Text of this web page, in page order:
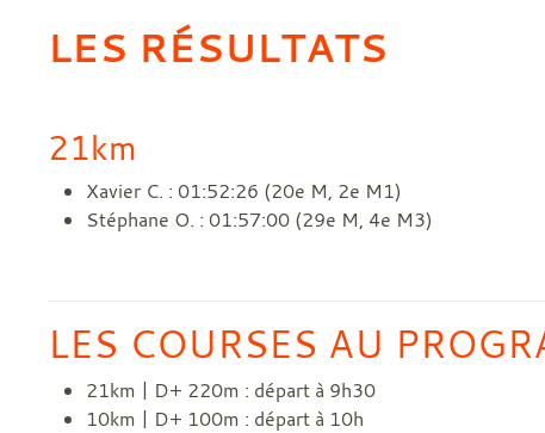
LES RÉSULTATS
21km
Xavier C. : 01:52:26 (20e M, 2e M1)
Stéphane O. : 01:57:00 (29e M, 4e M3)
LES COURSES AU
21km | D+ 220m : départ à 9h30
10km | D+ 100m : départ à 10h